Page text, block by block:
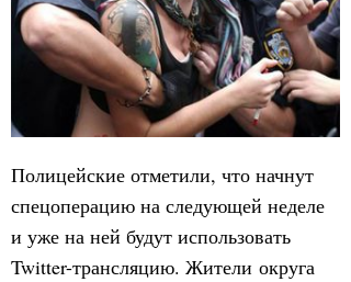
Полицейские отметили, что начнут
спецоперацию на следующей неделе
и уже на ней будут использовать
Twitter-трансляцию. Жители округа